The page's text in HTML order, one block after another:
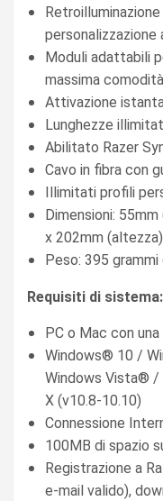
personalizzazione
Moduli adattabili
massima comodità
Attivazione
Lunghezze
Abilitato Razer
Cavo in fibra con
Illimitati profili
Dimensioni:
x 202mm
Peso: 395
Requisiti di sistema:
PC o Mac con
Windows® 10 /
Windows Vista® /
X (v10.8-10.10)
Connessione
100MB di spazio
Registrazione a
e-mail valido),